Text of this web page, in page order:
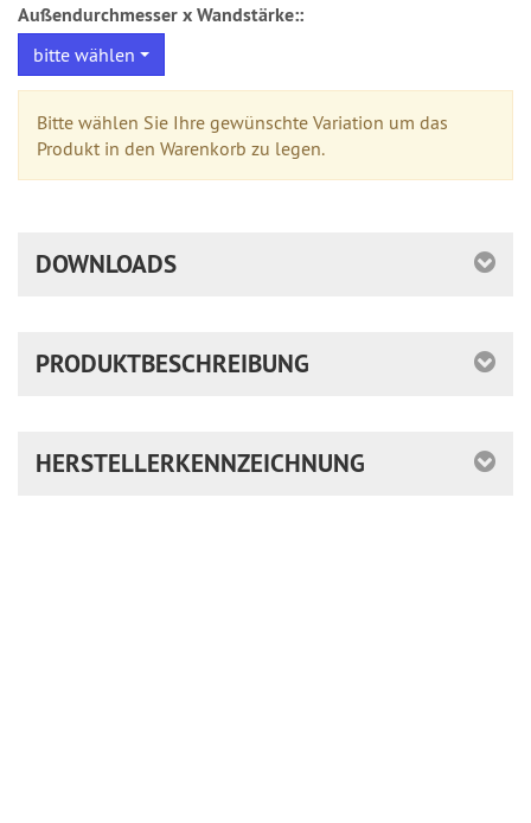
Außendurchmesser x Wandstärke::
bitte wählen
Bitte wählen Sie Ihre gewünschte Variation um das
Produkt in den Warenkorb zu legen.
DOWNLOADS
PRODUKTBESCHREIBUNG
HERSTELLERKENNZEICHNUNG